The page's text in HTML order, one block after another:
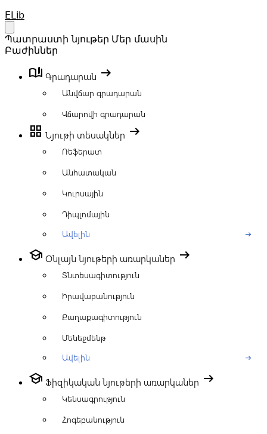
Your Company
ELib
Պատրաստի նյութեր Մեր մասին
Բաժիններ
book_ribbon Գրադարան arrow_right_alt
Անվճար գրադարան
Վճարովի գրադարան
grid_view Նյութի տեսակներ arrow_right_alt
Ռեֆերատ
Անհատական
Կուրսային
Դիպլոմային
Ավելին
arrow_right_alt
school Օնլայն նյութերի առարկաներ arrow_right_alt
Տնտեսագիտություն
Իրավաբանություն
Քաղաքագիտություն
Մենեջմենթ
Ավելին
arrow_right_alt
school Ֆիզիկական նյութերի առարկաներ arrow_right_alt
Կենսագրություն
Հոգեբանություն